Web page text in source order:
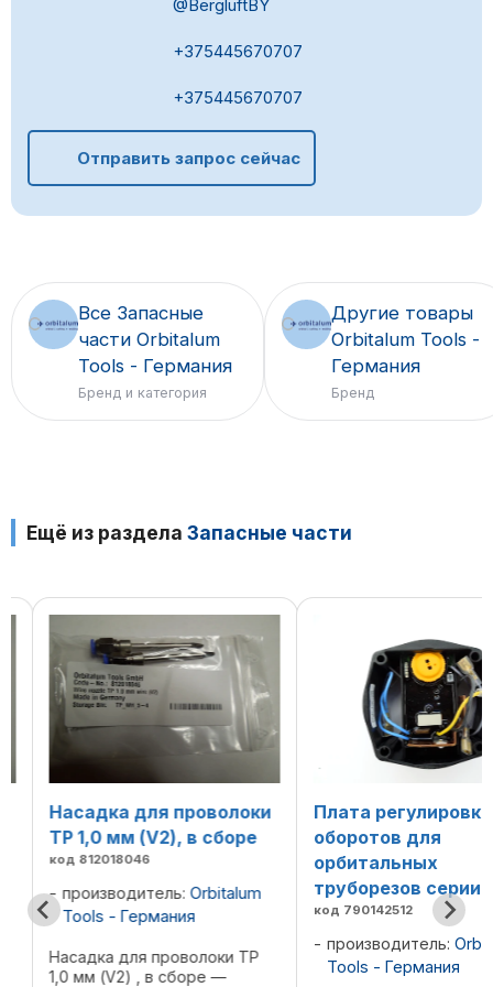
@BergluftBY
+375445670707
+375445670707
Отправить запрос сейчас
Все Запасные
части Orbitalum
Tools - Германия
Бренд и категория
Другие товары
Orbitalum Tools -
Германия
Бренд
Ещё из раздела Запасные части
Насадка для проволоки
TP 1,0 мм (V2), в сборе
код 812018046
производитель:Orbitalum
Tools - Германия
Насадка для проволоки TP
1,0 мм (V2) , в сборе —
Плата регулировки
оборотов для
орбитальных
труборезов серии
код 790142512
производитель:
Tools - Германия